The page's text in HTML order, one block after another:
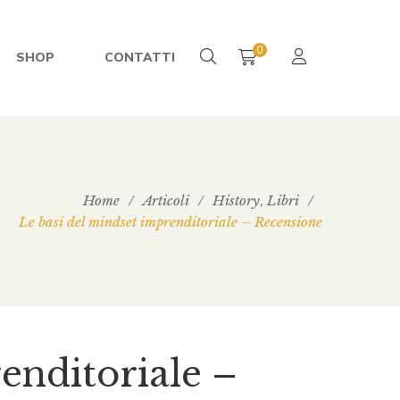
SHOP CONTATTI 0
Home / Articoli / History,Libri /
Le basi del mindset imprenditoriale – Recensione
–